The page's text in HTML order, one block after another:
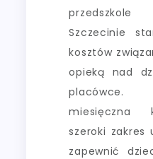
Szczecinie
kosztów
opieką nad
placówce.
miesięczna
szeroki zakres
zapewnić